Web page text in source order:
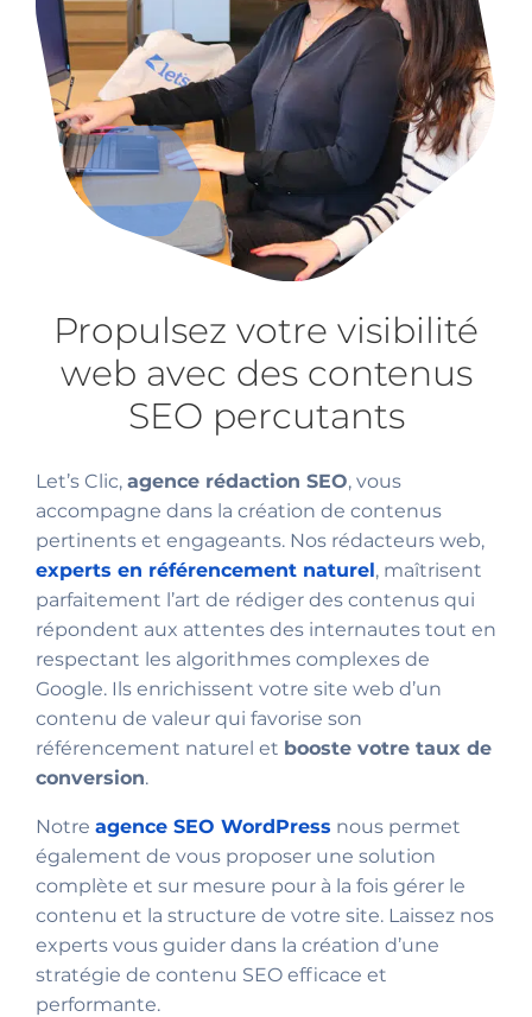
Propulsez votre visibilité
web avec des contenus
SEO percutants
Let’s Clic, agence rédaction SEO, vous
accompagne dans la création de contenus
pertinents et engageants. Nos rédacteurs web,
experts en référencement naturel, maîtrisent
parfaitement l’art de rédiger des contenus qui
répondent aux attentes des internautes tout en
respectant les algorithmes complexes de
Google. Ils enrichissent votre site web d’un
contenu de valeur qui favorise son
référencement naturel et booste votre taux de
conversion.
Notre agence SEO WordPress nous permet
également de vous proposer une solution
complète et sur mesure pour à la fois gérer le
contenu et la structure de votre site. Laissez nos
experts vous guider dans la création d’une
stratégie de contenu SEO efficace et
performante.